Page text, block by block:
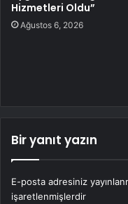
Hizmetleri Oldu”
Ağustos 6, 2026
Bir yanıt yazın
E-posta adresiniz
işaretlenmişlerdir